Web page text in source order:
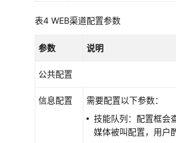
表4 WEB渠道配置参数
参数 说明
公共配置
信息配置
需要配置以下参数：
技能队列：配置框会
媒体被叫配置，用户